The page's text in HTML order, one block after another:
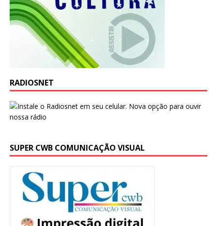
RADIOSNET
SUPER CWB COMUNICAÇÃO VISUAL